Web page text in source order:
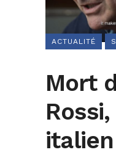
ACTUALITÉ
Mort